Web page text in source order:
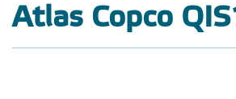
Atlas Copco